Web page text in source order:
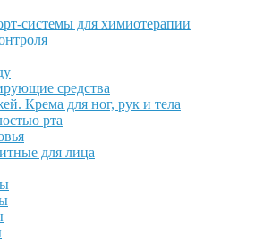
системы для химиотерапии
средства
Крема для ног, рук и тела
рта
для лица